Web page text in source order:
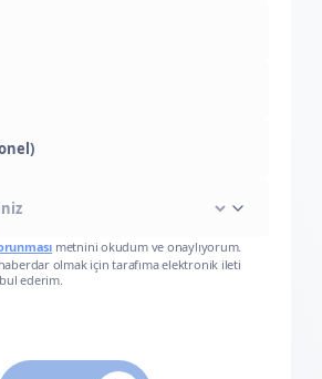
metnini okudum ve onaylıyorum.
olmak için tarafıma elektronik ileti
ederim.